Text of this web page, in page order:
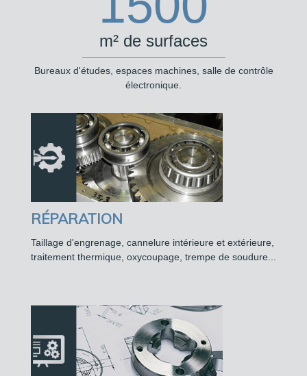
m² de surfaces
Bureaux d'études, espaces machines, salle de contrôle
électronique.
RÉPARATION
Taillage d'engrenage, cannelure intérieure et extérieure,
traitement thermique, oxycoupage, trempe de soudure...